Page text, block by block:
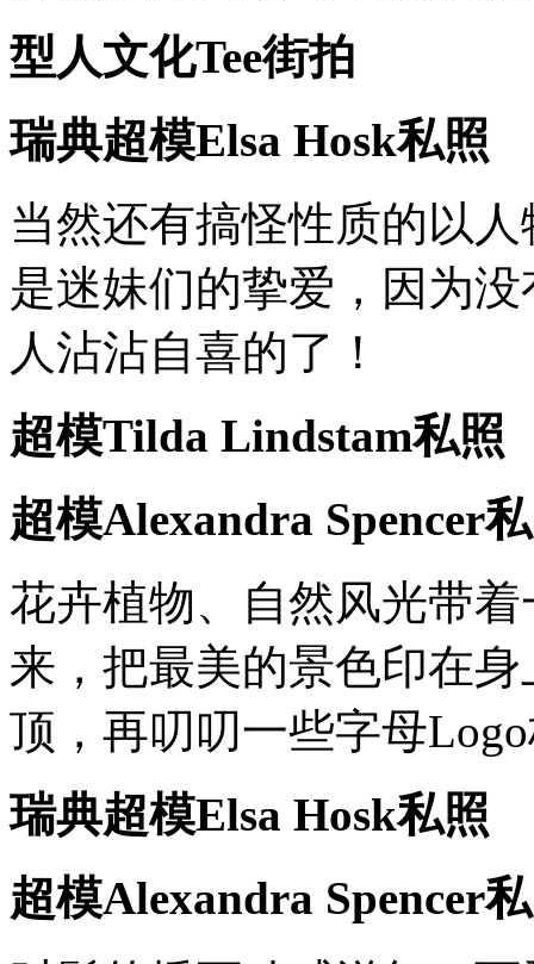
型人文化Tee街拍
瑞典超模Elsa Hosk私照
当然还有搞怪性质的以人
是迷妹们的挚爱，因为
人沾沾自喜的了！
超模Tilda Lindstam私照
超模Alexandra Spencer
花卉植物、自然风光带
来，把最美的景色印在
顶，再叨叨一些字母
瑞典超模Elsa Hosk私照
超模Alexandra Spencer